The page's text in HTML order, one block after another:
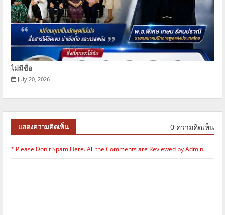
ไม่มีชื่อ
July 20, 2026
แสดงความคิดเห็น 0 ความคิดเห็น
* Please Don't Spam Here. All the Comments are Reviewed by Admin.